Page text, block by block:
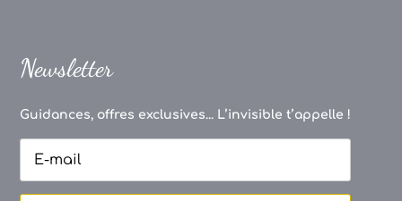
Newsletter
Guidances, offres exclusives... L’invisible t’appelle !